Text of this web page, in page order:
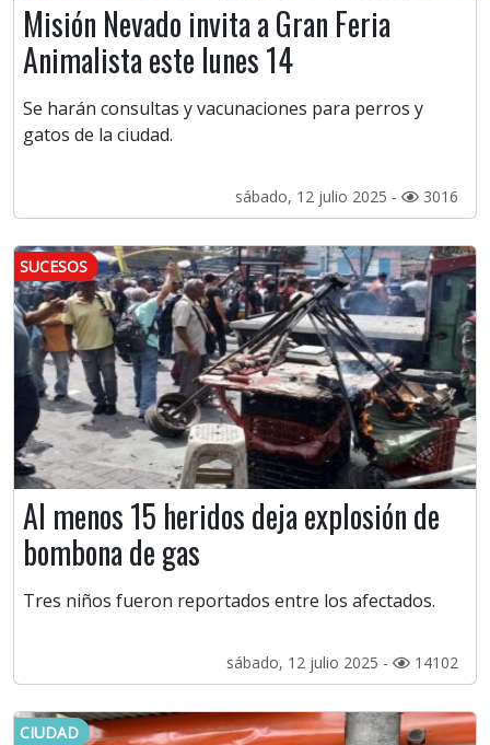
Misión Nevado invita a Gran Feria
Animalista este lunes 14
Se harán consultas y vacunaciones para perros y
gatos de la ciudad.
sábado, 12 julio 2025 - 3016
SUCESOS
Al menos 15 heridos deja explosión de
bombona de gas
Tres niños fueron reportados entre los afectados.
sábado, 12 julio 2025 - 14102
CIUDAD